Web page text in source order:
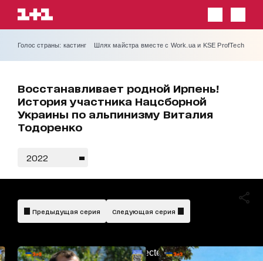
Голос страны: кастинг Шлях майстра вместе с Work.ua и KSE ProfTech
Восстанавливает родной Ирпень!
История участника Нацсборной
Украины по альпинизму Виталия
Тодоренко
2022
AdBlockDetected!
Предыдущая серия Следующая серия